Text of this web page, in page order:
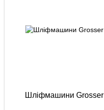
Шліфмашини Grosser